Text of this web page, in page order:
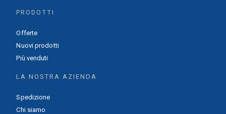
PRODOTTI
Offerte
Nuovi prodotti
Più venduti
LA NOSTRA AZIENDA
Spedizione
Chi siamo